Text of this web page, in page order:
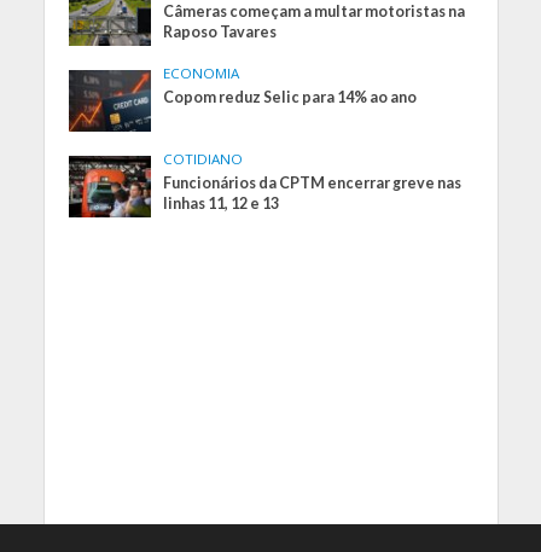
Câmeras começam a multar motoristas na
Raposo Tavares
ECONOMIA
Copom reduz Selic para 14% ao ano
COTIDIANO
Funcionários da CPTM encerrar greve nas
linhas 11, 12 e 13